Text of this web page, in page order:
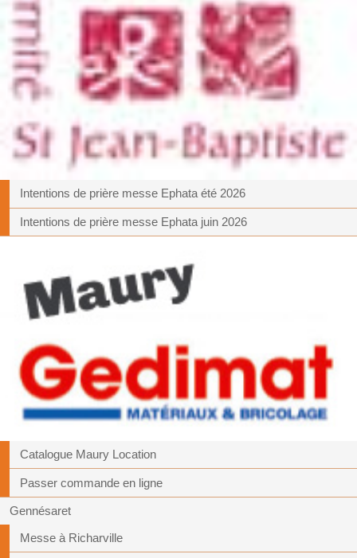
Intentions de prière messe Ephata été 2026
Intentions de prière messe Ephata juin 2026
Catalogue Maury Location
Passer commande en ligne
Gennésaret
Messe à Richarville